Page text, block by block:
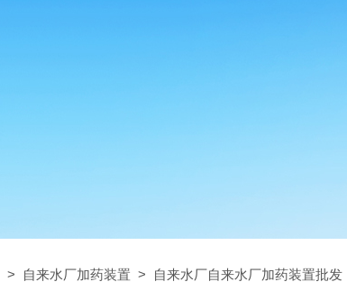
> 自来水厂加药装置 > 自来水厂自来水厂加药装置批发